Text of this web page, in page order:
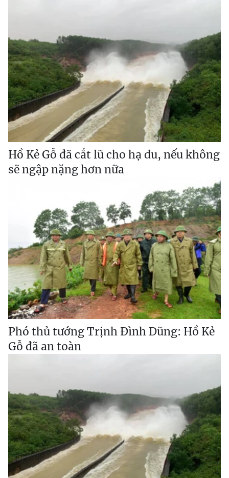
Hồ Kẻ Gỗ đã cắt lũ cho hạ du, nếu không
sẽ ngập nặng hơn nữa
Phó thủ tướng Trịnh Đình Dũng: Hồ Kẻ
Gỗ đã an toàn